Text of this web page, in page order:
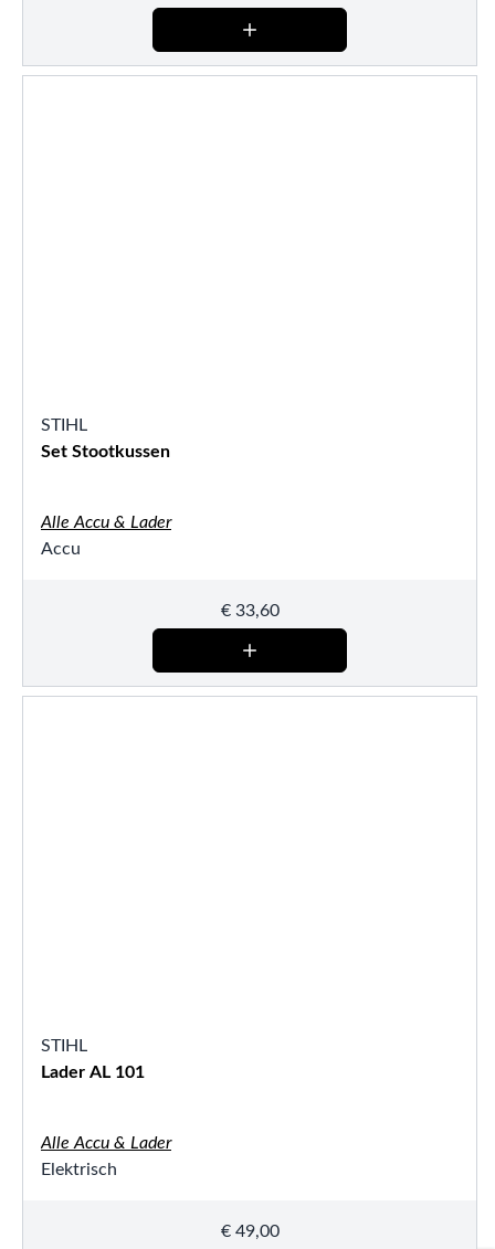
STIHL
Set Stootkussen
Alle Accu & Lader
Accu
€33,60
STIHL
Lader AL 101
Alle Accu & Lader
Elektrisch
€49,00